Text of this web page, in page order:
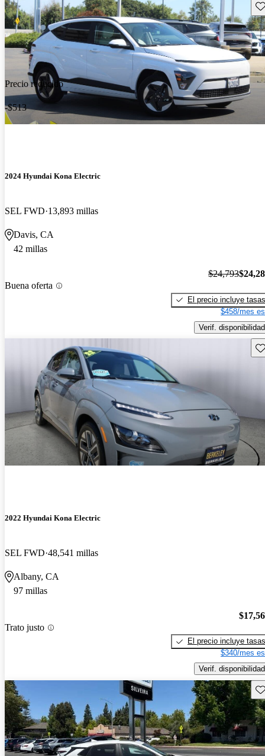
Precio reducido
-$513
2024 Hyundai Kona Electric
SEL FWD 13,893 millas
Davis, CA
42 millas
Buena oferta
$24,793
El precio incluye tasas
$458/mes
Verif. disponibilidad
2022 Hyundai Kona Electric
SEL FWD 48,541 millas
Albany, CA
97 millas
Trato justo
El precio incluye tasas
$340/mes
Verif. disponibilidad